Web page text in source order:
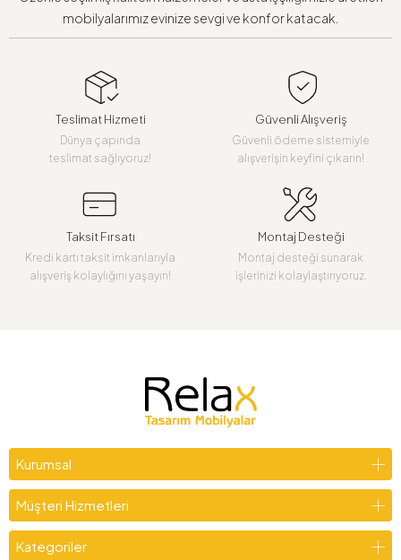
mobilyalarımız evinize sevgi ve konfor katacak.
Teslimat Hizmeti
Dünya çapında
teslimat sağlıyoruz!
Güvenli Alışveriş
Güvenli ödeme sistemiyle
alışverişin keyfini çıkarın!
Taksit Fırsatı
Kredi kartı taksit imkanlarıyla
alışveriş kolaylığını yaşayın!
Montaj Desteği
Montaj desteği sunarak
işlerinizi kolaylaştırıyoruz.
Kurumsal
Müşteri Hizmetleri
Kategoriler